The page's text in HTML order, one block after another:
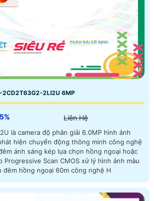
2CD2T63G2-2LI2U 6MP
Liên Hệ
là camera độ phân giải 6.0MP hình ảnh
ánh sáng kép lựa chọn hồng ngoại hoặc
Progressive Scan CMOS xử lý hình ảnh màu
đêm hồng ngoại 60m công nghệ H